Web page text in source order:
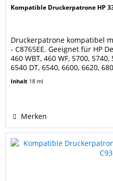
Kompatible Druckerpatrone HP
Druckerpatrone kompatibel
- C8765EE. Geeignet für HP
460 WBT, 460 WF, 5700,
6540 DT, 6540, 6600, 6620,
Mobile, 6200, 6205, 6210,
Inhalt 18 ml
Merken